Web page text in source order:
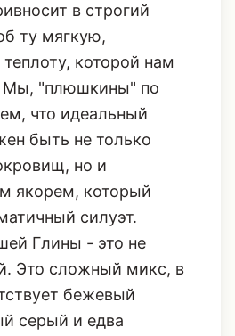
в строгий
ту мягкую,
которой нам
Мы, "плюшкины" по
что идеальный
быть не только
но и
якорем, который
силуэт.
Глины - это не
Это сложный микс, в
бежевый
серый и едва